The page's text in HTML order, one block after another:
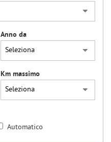
Anno da
Km massimo
Automatico